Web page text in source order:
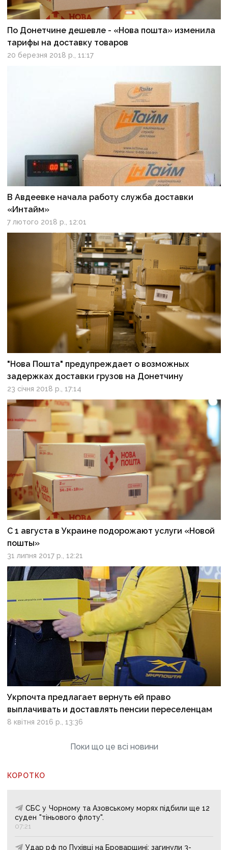
По Донетчине дешевле - «Нова пошта» изменила
тарифы на доставку товаров
20 березня 2018 р., 11:17
В Авдеевке начала работу служба доставки
«Интайм»
7 лютого 2018 р., 12:01
"Нова Пошта" предупреждает о возможных
задержках доставки грузов на Донетчину
23 січня 2018 р., 17:14
С 1 августа в Украине подорожают услуги «Новой
пошты»
31 липня 2017 р., 12:21
Укрпочта предлагает вернуть ей право
выплачивать и доставлять пенсии переселенцам
8 квітня 2016 р., 13:36
Поки що це всі новини
КОРОТКО
СБС у Чорному та Азовському морях підбили ще 12
суден "тіньового флоту".
07:21
Удар рф по Пухівці на Броварщині: загинули 3-